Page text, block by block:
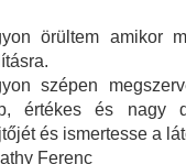
örültem amikor
szépen
értékes és nagy
és ismertesse a
Ferenc